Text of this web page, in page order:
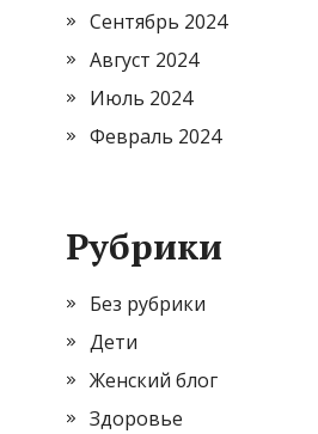
Сентябрь 2024
Август 2024
Июль 2024
Февраль 2024
Рубрики
Без рубрики
Дети
Женский блог
Здоровье